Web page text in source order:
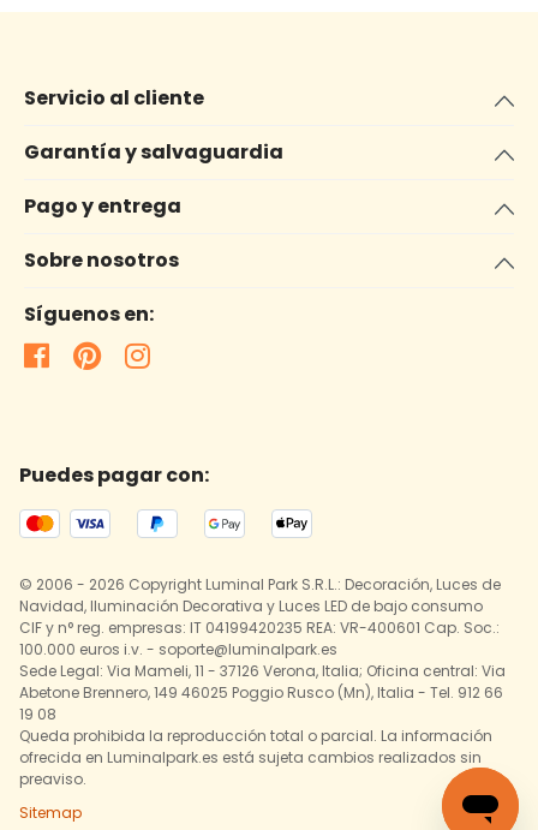
Servicio al cliente
Garantía y salvaguardia
Pago y entrega
Sobre nosotros
Síguenos en:
Puedes pagar con:
© 2006 - 2026 Copyright Luminal Park S.R.L.: Decoración, Luces de
Navidad, Iluminación Decorativa y Luces LED de bajo consumo
CIF y n° reg. empresas: IT 04199420235 REA: VR-400601 Cap. Soc.:
100.000 euros i.v. - soporte@luminalpark.es
Sede Legal: Via Mameli, 11 - 37126 Verona, Italia; Oficina central: Via
Abetone Brennero, 149 46025 Poggio Rusco (Mn), Italia - Tel. 912 66
19 08
Queda prohibida la reproducción total o parcial. La información
ofrecida en Luminalpark.es está sujeta cambios realizados sin
preaviso.
Sitemap